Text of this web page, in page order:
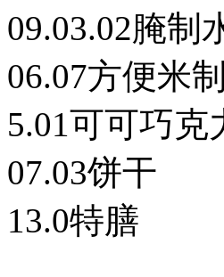
09.03.02腌制
06.07方便米
5.01可可巧克
07.03饼干
13.0特膳